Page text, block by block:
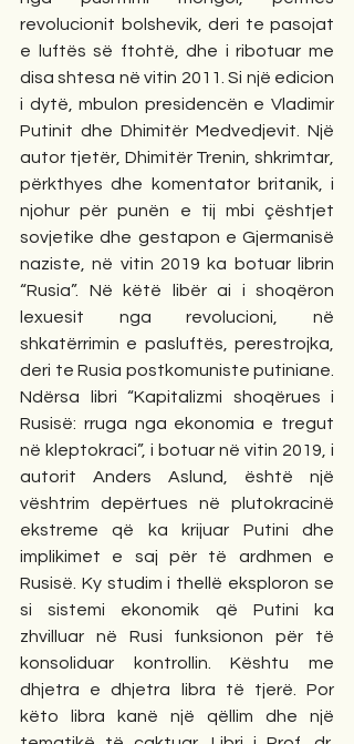
revolucionit bolshevik, deri te pasojat
e luftës së ftohtë, dhe i ribotuar me
disa shtesa në vitin 2011. Si një edicion
i dytë, mbulon presidencën e Vladimir
Putinit dhe Dhimitër Medvedjevit. Një
autor tjetër, Dhimitër Trenin, shkrimtar,
përkthyes dhe komentator britanik, i
njohur për punën e tij mbi çështjet
sovjetike dhe gestapon e Gjermanisë
naziste, në vitin 2019 ka botuar librin
“Rusia”. Në këtë libër ai i shoqëron
lexuesit nga revolucioni, në
shkatërrimin e pasluftës, perestrojka,
deri te Rusia postkomuniste putiniane.
Ndërsa libri “Kapitalizmi shoqërues i
Rusisë: rruga nga ekonomia e tregut
në kleptokraci”, i botuar në vitin 2019, i
autorit Anders Aslund, është një
vështrim depërtues në plutokracinë
ekstreme që ka krijuar Putini dhe
implikimet e saj për të ardhmen e
Rusisë. Ky studim i thellë eksploron se
si sistemi ekonomik që Putini ka
zhvilluar në Rusi funksionon për të
konsoliduar kontrollin. Kështu me
dhjetra e dhjetra libra të tjerë. Por
këto libra kanë një qëllim dhe një